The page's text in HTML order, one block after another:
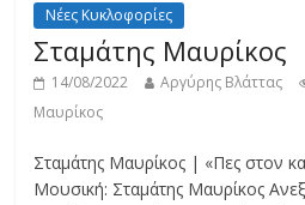
Νέες Κυκλοφορίες
Σταμάτης Μαυρίκος
14/08/2022 Αργύρης Βλάττας
Μαυρίκος
Σταμάτης Μαυρίκος | «Πες στον
Μουσική: Σταμάτης Μαυρίκος